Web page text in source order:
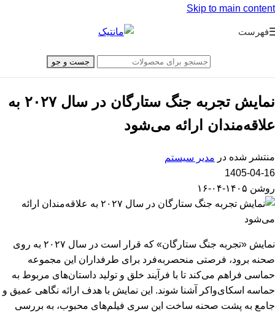
Skip to main content
فهرست
جست و جو
نمایش تجربه جنگ ستارگان در سال ۲۰۲۷ به
علاقه‌مندان ارائه می‌شود
منتشر شده در مدیر سیستم
1405-04-16
روشن ۱۴۰۵-۰۴-۱۶
نمایش «تجربه جنگ ستارگان» که قرار است در سال ۲۰۲۷ به روی
صحنه برود، فرصتی منحصربه‌فرد برای طرفداران این مجموعه
حماسی فراهم می‌کند تا با فرآیند خلق و تولید داستان‌های مربوط به
حماسه اسکای‌واکر آشنا شوند. این نمایش با هدف ارائه نگاهی عمیق و
جامع به پشت صحنه ساخت این سری فیلم‌های محبوب، به بررسی